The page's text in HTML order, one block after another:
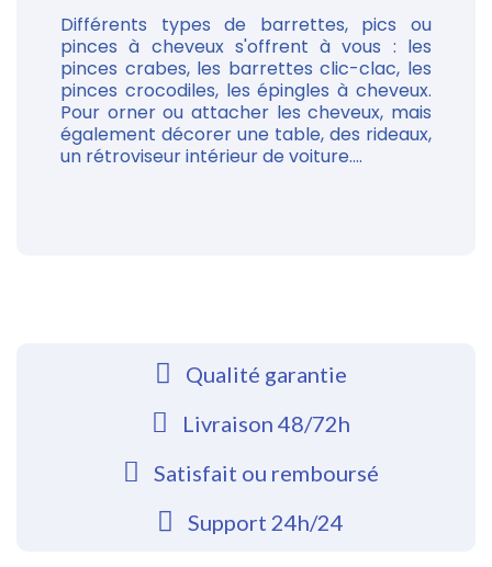
Différents types de barrettes, pics ou
pinces à cheveux s'offrent à vous : les
pinces crabes, les barrettes clic-clac, les
pinces crocodiles, les épingles à cheveux.
Pour orner ou attacher les cheveux, mais
également décorer une table, des rideaux,
un rétroviseur intérieur de voiture....
Qualité garantie
Livraison 48/72h
Satisfait ou remboursé
Support 24h/24